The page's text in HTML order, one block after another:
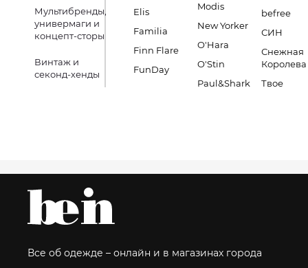
Мультибренды,
универмаги и
концепт-сторы
Винтаж и
секонд-хенды
Elis
Familia
Finn Flare
FunDay
Modis
New Yorker
O'Hara
O'Stin
Paul&Shark
befree
СИН
Снежная
Королева
Твое
Все об одежде – онлайн и в магазинах города